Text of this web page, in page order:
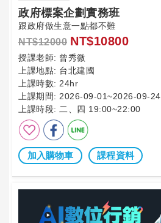
政府標案企劃實務班
跟政府做生意一點都不難
NT$12000 NT$10800
授課老師: 曾秀微
上課地點: 台北建國
上課時數: 24hr
上課期間: 2026-09-01~2026-09-24
上課時段: 二、四 19:00~22:00
加入購物車 課程資料